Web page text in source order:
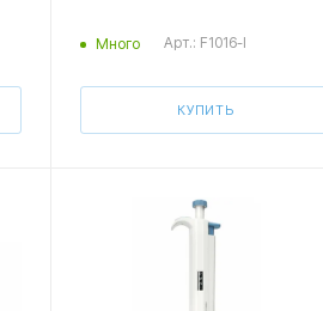
Много Арт.: F1016-I
КУПИТЬ